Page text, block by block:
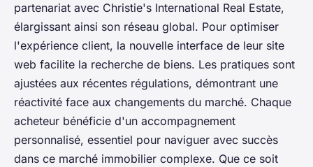
partenariat avec Christie's International Real Estate,
élargissant ainsi son réseau global. Pour optimiser
l'expérience client, la nouvelle interface de leur site
web facilite la recherche de biens. Les pratiques sont
ajustées aux récentes régulations, démontrant une
réactivité face aux changements du marché. Chaque
acheteur bénéficie d'un accompagnement
personnalisé, essentiel pour naviguer avec succès
dans ce marché immobilier complexe. Que ce soit